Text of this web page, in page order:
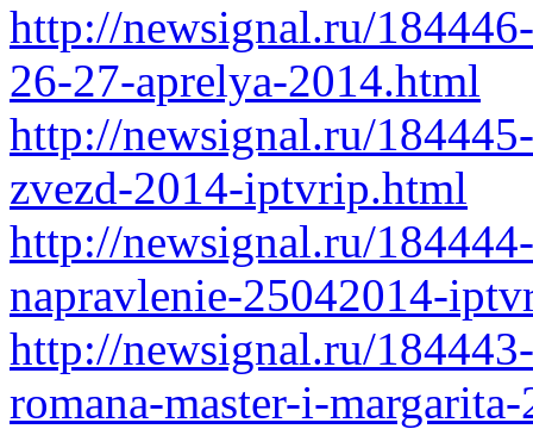
http://newsignal.ru/
26-27-aprelya-2014.html
http://newsignal.ru/
zvezd-2014-iptvrip.html
http://newsignal.ru/
napravlenie-25042014-
http://newsignal.ru/
romana-master-i-